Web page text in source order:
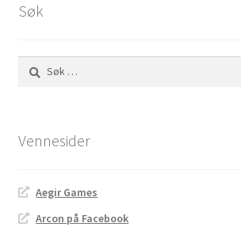
Søk
Søk
etter:
Vennesider
Aegir Games
Arcon på Facebook